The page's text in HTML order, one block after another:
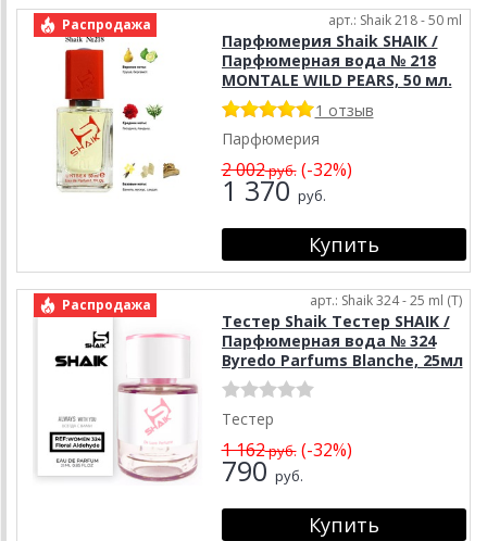
Распродажа арт.: Shaik 218 - 50 ml
Парфюмерия Shaik SHAIK /
Парфюмерная вода № 218
MONTALE WILD PEARS, 50 мл.
1 отзыв
Парфюмерия
2 002руб.(-32%)
1 370 руб.
Распродажа арт.: Shaik 324 - 25 ml (T)
Тестер Shaik Тестер SHAIK /
Парфюмерная вода № 324
Byredo Parfums Blanche, 25мл
Тестер
1 162руб.(-32%)
790 руб.